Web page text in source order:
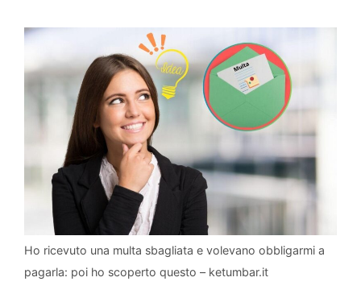
Ho ricevuto una multa sbagliata e volevano obbligarmi a
pagarla: poi ho scoperto questo – ketumbar.it